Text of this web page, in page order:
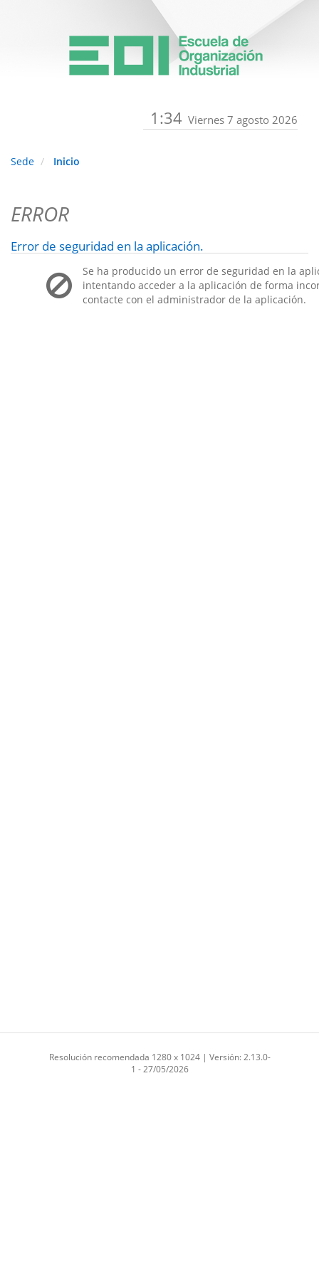
1:34 Viernes 7 agosto 2026
Sede Inicio
ERROR
Error de seguridad en la aplicación.
Se ha producido un error de seguridad en la
intentando acceder a la aplicación de forma
contacte con el administrador de la aplicación.
Resolución recomendada 1280 x 1024 | Versión: 2.13.0-
1 - 27/05/2026